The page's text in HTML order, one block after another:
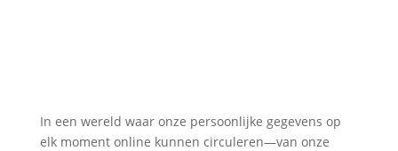
In een wereld waar onze persoonlijke gegevens op
elk moment online kunnen circuleren—van onze